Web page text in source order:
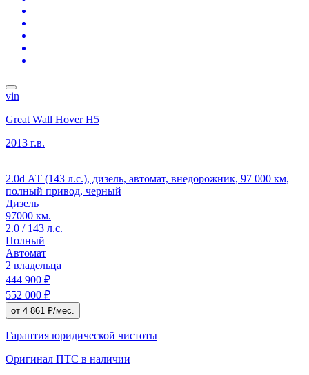
vin
Great Wall Hover H5
2013 г.в.
2.0d АТ (143 л.с.), дизель, автомат, внедорожник, 97 000 км,
полный привод, черный
Дизель
97000 км.
2.0 / 143 л.с.
Полный
Автомат
2 владельца
444 900 ₽
552 000 ₽
от 4 861 ₽/мес.
Гарантия юридической чистоты
Оригинал ПТС в наличии